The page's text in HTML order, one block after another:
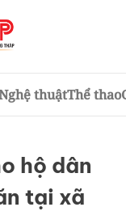
thuậtThể thao
hộ dân
tại xã